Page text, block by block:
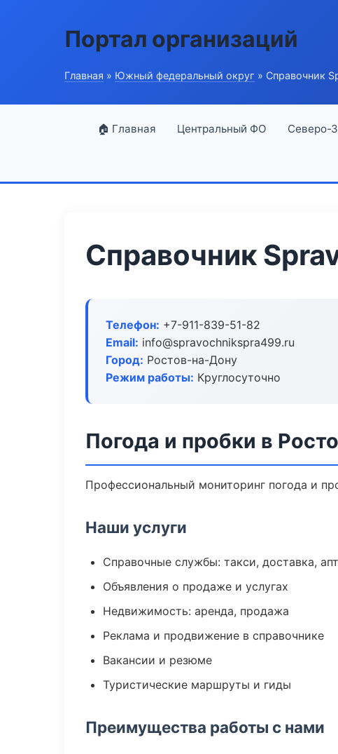
Портал организаций
Главная » Южный федеральный округ » Справочник
🏠 Главная Центральный ФО Северо-
Справочник
Телефон: +7-911-839-51-82
Email: info@spravochnikspra499.ru
Город: Ростов-на-Дону
Режим работы: Круглосуточно
Погода и пробки в
Профессиональный мониторинг погода и
Наши услуги
Справочные службы: такси, доставка,
Объявления о продаже и услугах
Недвижимость: аренда, продажа
Реклама и продвижение в справочнике
Вакансии и резюме
Туристические маршруты и гиды
Преимущества работы с нами